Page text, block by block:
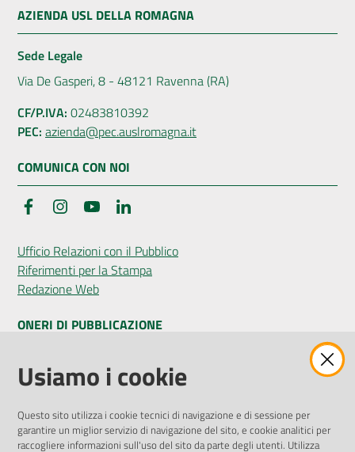
AZIENDA USL DELLA ROMAGNA
Sede Legale
Via De Gasperi, 8 - 48121 Ravenna (RA)
CF/P.IVA: 02483810392
PEC: azienda@pec.auslromagna.it
COMUNICA CON NOI
FacebookInstagramYouTube
Ufficio Relazioni con il Pubblico
Riferimenti per la Stampa
Redazione Web
ONERI DI PUBBLICAZIONE
Amministrazione Trasparente
Pubblicità legale
Privacy Policy
Attuazione Misure PNRR
Usiamo i cookie
Questo sito utilizza i cookie tecnici di navigazione e di sessione per
garantire un miglior servizio di navigazione del sito, e cookie analitici per
raccogliere informazioni sull'uso del sito da parte degli utenti. Utilizza